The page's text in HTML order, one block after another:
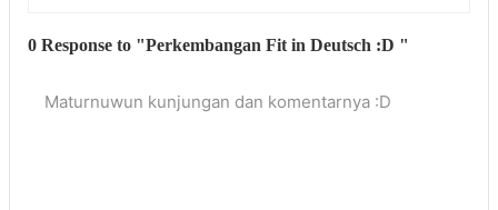
0 Response to "Perkembangan Fit in Deutsch :D "
Maturnuwun kunjungan dan komentarnya :D